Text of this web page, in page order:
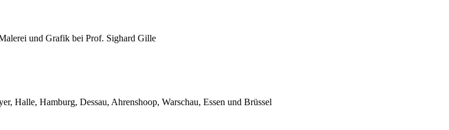
und Grafik bei Prof. Sighard Gille
Halle, Hamburg, Dessau, Ahrenshoop, Warschau, Essen und Brüssel